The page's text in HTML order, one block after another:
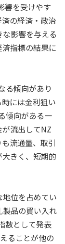
響を受けやす
の経済・政治
影響を与える
指標の結果に
る傾向があり
には金利狙い
傾向がある一
流出してNZ
流通量、取引
きく、短期的
位を占めてい
品の買い入れ
数として発表
ることが他の